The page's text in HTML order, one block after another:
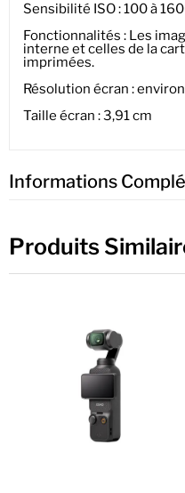
Sensibilité ISO : 100 à
Fonctionnalités : Les
interne et celles de la
imprimées.
Résolution écran :
Taille écran : 3,91 cm
Informations
Produits